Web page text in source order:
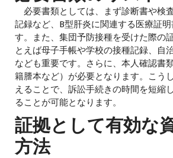
必要書類としては、まず診断書や検
記録など、B型肝炎に関連する医療証
す。また、集団予防接種を受けた際の
とえば母子手帳や学校の接種記録、自
なども重要です。さらに、本人確認書
籍謄本など）が必要となります。こう
えることで、訴訟手続きの時間を短縮
ることが可能となります。
証拠として有効な
方法